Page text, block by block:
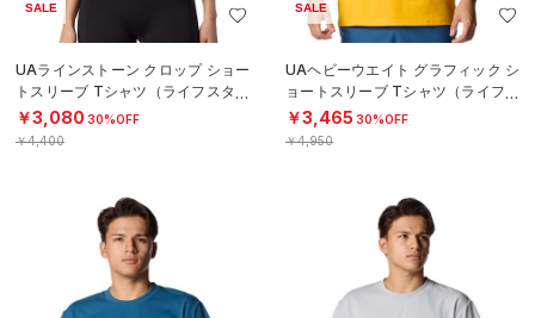
SALE
UAラインストーン クロップ ショー
トスリーブ Tシャツ（ライフスタイ
ル/WOMEN）
￥3,080 30%OFF
￥4,400
SALE
UAヘビーウエイト グラフィック シ
ョートスリーブ Tシャツ（ライフス
タイル/MEN）
￥3,465 30%OFF
￥4,950